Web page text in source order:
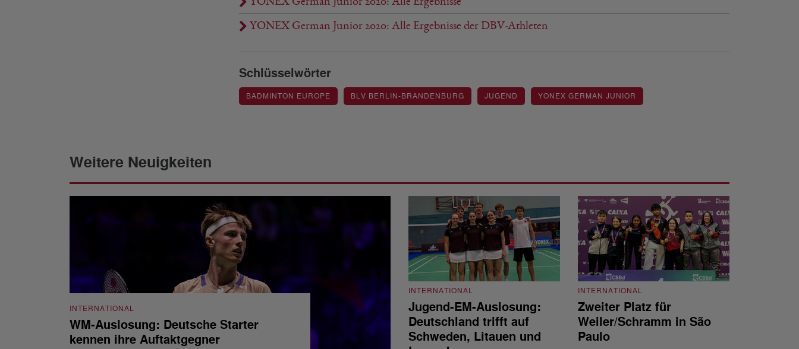
YONEX German Junior 2020: Alle Ergebnisse der DBV-Athleten
Schlüsselwörter
BADMINTON EUROPE BLV BERLIN-BRANDENBURG JUGEND YONEX GERMAN JUNIOR
Weitere Neuigkeiten
INTERNATIONAL
WM-Auslosung: Deutsche Starter
kennen ihre Auftaktgegner
INTERNATIONAL
Jugend-EM-Auslosung:
Deutschland trifft auf
Schweden, Litauen und
INTERNATIONAL
Zweiter Platz für
Weiler/Schramm in São
Paulo